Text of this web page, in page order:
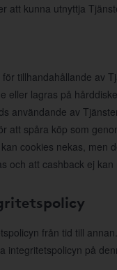
att kunna utnyttja
tillhandahållande av
eller lagras på
användande av
att spåra köp som
cookies nekas, men
och att cashback ej
från tid till
integritetspolicyn på